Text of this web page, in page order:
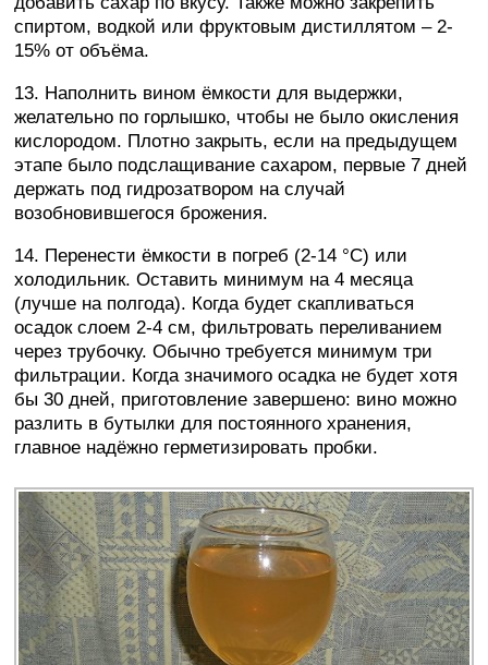
спиртом, водкой или фруктовым дистиллятом – 2-
15% от объёма.
13. Наполнить вином ёмкости для выдержки,
желательно по горлышко, чтобы не было окисления
кислородом. Плотно закрыть, если на предыдущем
этапе было подслащивание сахаром, первые 7 дней
держать под гидрозатвором на случай
возобновившегося брожения.
14. Перенести ёмкости в погреб (2-14 °C) или
холодильник. Оставить минимум на 4 месяца
(лучше на полгода). Когда будет скапливаться
осадок слоем 2-4 см, фильтровать переливанием
через трубочку. Обычно требуется минимум три
фильтрации. Когда значимого осадка не будет хотя
бы 30 дней, приготовление завершено: вино можно
разлить в бутылки для постоянного хранения,
главное надёжно герметизировать пробки.